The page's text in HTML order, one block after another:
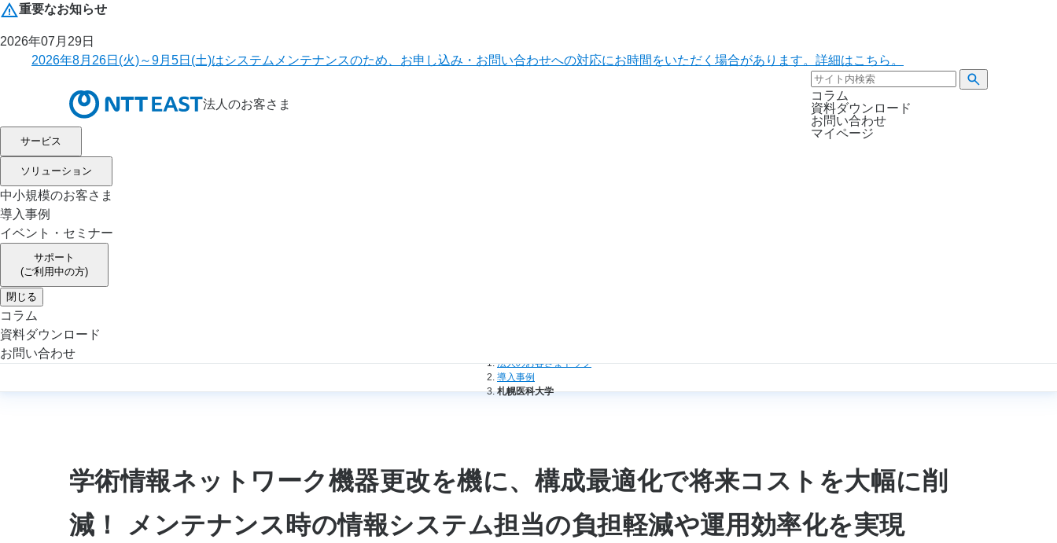
重要なお知らせ
2026年07月29日
2026年8月26日(火)～9月5日(土)はシステムメンテナンスのため、お申し込み・お問い合わせへの対応にお時間をいただく場合があります。詳細はこちら。
法人のお客さま
コラム
資料ダウンロード
お問い合わせ
マイページ
サービス
ソリューション
中小規模のお客さま
導入事例
イベント・セミナー
サポート
(ご利用中の方)
閉じる
コラム
資料ダウンロード
お問い合わせ
法人のお客さまトップ
導入事例
札幌医科大学
学術情報ネットワーク機器更改を機に、構成最適化で将来コストを大幅に削
減！ メンテナンス時の情報システム担当の負担軽減や運用効率化を実現